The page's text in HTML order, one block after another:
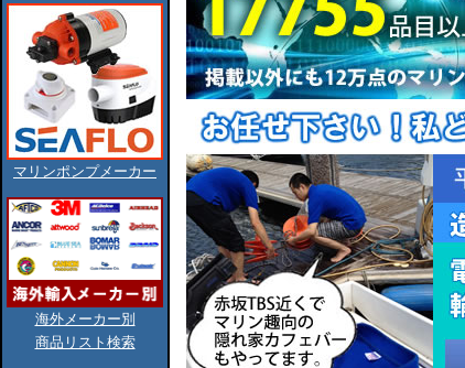
マリンポンプメーカー
海外メーカー別
商品リスト検索